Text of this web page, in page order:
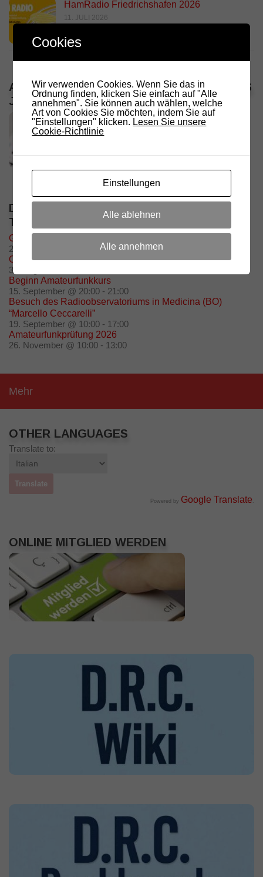
HamRadio Friedrichshafen 2026
11. JULI 2026
ALLE VERANSTALTUNGEN / TERMINE DES
JAHRES
DIE NÄCHSTEN 5 VERANSTALTUNGEN /
TERMINE
Grillfeier – Grillplatz Oberolang
29. August @ 11:00
17:00
OE7 Hochsteintreffen
30. August @ 10:00
Beginn Amateurfunkkurs
15. September @ 20:00 - 21:00
Besuch des Radioobservatoriums in Medicina (BO)
“Marcello Ceccarelli”
19. September @ 10:00 - 17:00
Amateurfunkprüfung 2026
26. November @ 10:00 - 13:00
Mehr
OTHER LANGUAGES
Translate to:
Powered by Google Translate
ONLINE MITGLIED WERDEN
Cookies
Wir verwenden Cookies. Wenn Sie das in
Ordnung finden, klicken Sie einfach auf "Alle
annehmen". Sie können auch wählen, welche
Art von Cookies Sie möchten, indem Sie auf
"Einstellungen" klicken. Lesen Sie unsere
Cookie-Richtlinie
Einstellungen
Alle ablehnen
Alle annehmen